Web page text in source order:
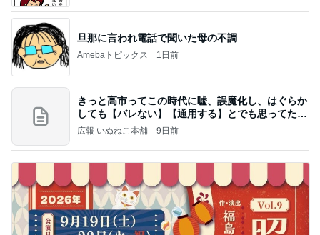
旦那に言われ電話で聞いた母の不調
Amebaトピックス 1日前
きっと高市ってこの時代に嘘、誤魔化し、はぐらか
しても【バレない】【通用する】とでも思ってたん
だろ
広報 いぬねこ本舗 9日前